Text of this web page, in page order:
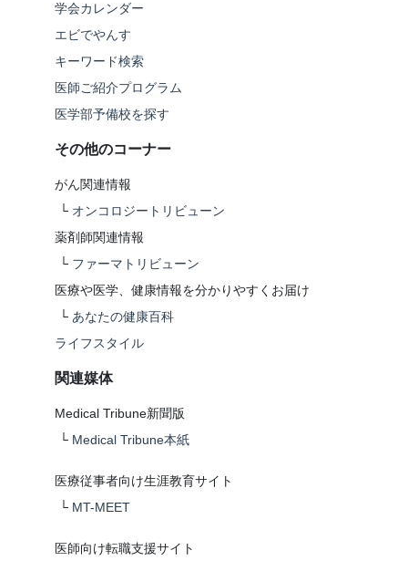
学会カレンダー
エビでやんす
キーワード検索
医師ご紹介プログラム
医学部予備校を探す
その他のコーナー
がん関連情報
└ オンコロジートリビューン
薬剤師関連情報
└ ファーマトリビューン
医療や医学、健康情報を分かりやすくお届け
└ あなたの健康百科
ライフスタイル
関連媒体
Medical Tribune新聞版
└ Medical Tribune本紙
医療従事者向け生涯教育サイト
└ MT-MEET
医師向け転職支援サイト